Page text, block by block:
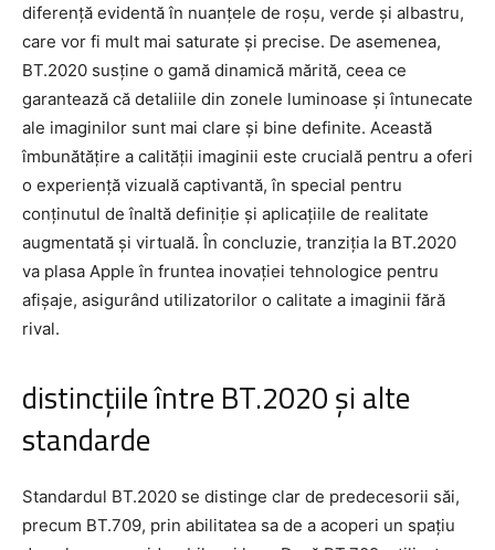
diferență evidentă în nuanțele de roșu, verde și albastru,
care vor fi mult mai saturate și precise. De asemenea,
BT.2020 susține o gamă dinamică mărită, ceea ce
garantează că detaliile din zonele luminoase și întunecate
ale imaginilor sunt mai clare și bine definite. Această
îmbunătățire a calității imaginii este crucială pentru a oferi
o experiență vizuală captivantă, în special pentru
conținutul de înaltă definiție și aplicațiile de realitate
augmentată și virtuală. În concluzie, tranziția la BT.2020
va plasa Apple în fruntea inovației tehnologice pentru
afișaje, asigurând utilizatorilor o calitate a imaginii fără
rival.
distincțiile între BT.2020 și alte
standarde
Standardul BT.2020 se distinge clar de predecesorii săi,
precum BT.709, prin abilitatea sa de a acoperi un spațiu